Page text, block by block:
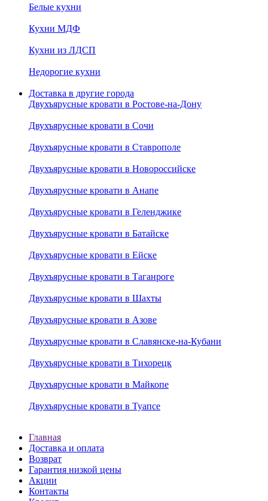
Белые кухни
Кухни МДФ
Кухни из ЛДСП
Недорогие кухни
Доставка в другие города
Двухъярусные кровати в Ростове-на-Дону
Двухъярусные кровати в Сочи
Двухъярусные кровати в Ставрополе
Двухъярусные кровати в Новороссийске
Двухъярусные кровати в Анапе
Двухъярусные кровати в Геленджике
Двухъярусные кровати в Батайске
Двухъярусные кровати в Ейске
Двухъярусные кровати в Таганроге
Двухъярусные кровати в Шахты
Двухъярусные кровати в Азове
Двухъярусные кровати в Славянске-на-Кубани
Двухъярусные кровати в Тихорецк
Двухъярусные кровати в Майкопе
Двухъярусные кровати в Туапсе
Главная
Доставка и оплата
Возврат
Гарантия низкой цены
Акции
Контакты